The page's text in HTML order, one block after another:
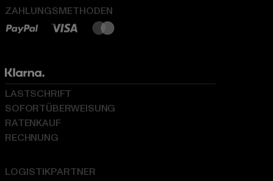
ZAHLUNGSMETHODEN
LOGISTIKPARTNER
LASTSCHRIFT
SOFORTÜBERWEISUNG
RATENKAUF
RECHNUNG